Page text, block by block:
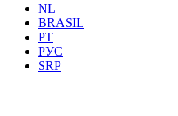
NL
BRASIL
PT
РУС
SRP